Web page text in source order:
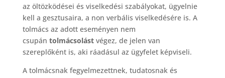
az öltözködései és viselkedési szabályokat, ügyelnie
kell a gesztusaira, a non verbális viselkedésére is. A
tolmács az adott eseményen nem
csupán tolmácsolástvégez, de jelen van
szereplőként is, aki ráadásul az ügyfelet képviseli.
A tolmácsnak fegyelmezettnek, tudatosnak és